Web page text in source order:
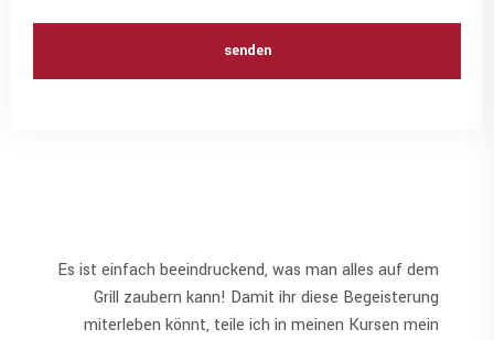
senden
Es ist einfach beeindruckend, was man alles auf dem
Grill zaubern kann! Damit ihr diese Begeisterung
miterleben könnt, teile ich in meinen Kursen mein